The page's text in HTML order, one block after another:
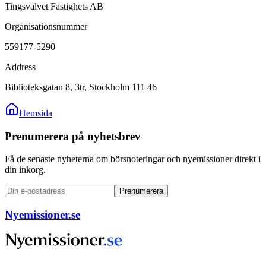
Tingsvalvet Fastighets AB
Organisationsnummer
559177-5290
Address
Biblioteksgatan 8, 3tr, Stockholm 111 46
Hemsida
Prenumerera på nyhetsbrev
Få de senaste nyheterna om börsnoteringar och nyemissioner direkt i
din inkorg.
Prenumerera
Nyemissioner.se